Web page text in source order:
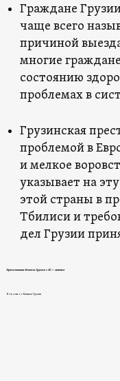
Граждане
чаще всего
причиной
многие
состоянию
проблемах в
Грузинская
проблемой в
и мелкое
указывает на
этой страны в
Тбилиси и
дел Грузии
Приостановка безвиза Грузии с ЕС — мнение
Новости, события в Грузии